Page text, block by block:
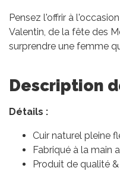
Pensez l'offrir à
Valentin, de la fête des
surprendre une femme
Description
Détails :
Cuir naturel pleine
Fabriqué à la main
Produit de qualité